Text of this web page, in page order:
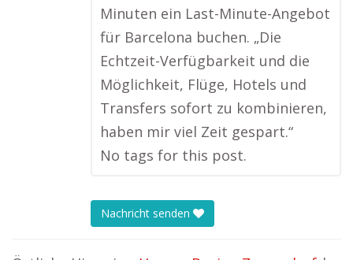
Minuten ein Last-Minute-Angebot
für Barcelona buchen. „Die
Echtzeit-Verfügbarkeit und die
Möglichkeit, Flüge, Hotels und
Transfers sofort zu kombinieren,
haben mir viel Zeit gespart.“
No tags for this post.
Nachricht senden